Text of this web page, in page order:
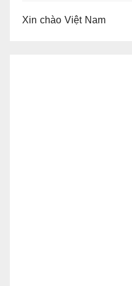
Xin chào Việt Nam